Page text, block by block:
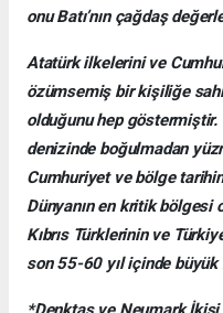
onu Batı’nın çağdaş
Atatürk ilkelerini ve
özümsemiş bir kişiliğe
olduğunu hep göstermiştir.
denizinde boğulmadan
Cumhuriyet ve bölge
Dünyanın en kritik bölgesi
Kıbrıs Türklerinin ve
son 55-60 yıl içinde büyük